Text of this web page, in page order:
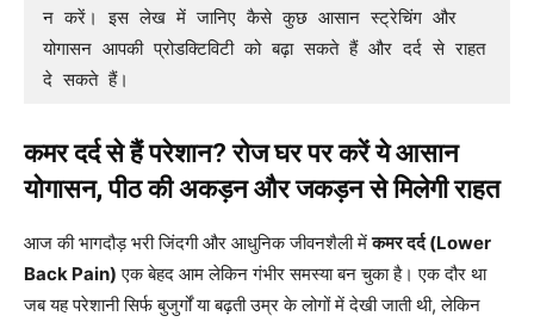
न करें। इस लेख में जानिए कैसे कुछ आसान स्ट्रेचिंग और
योगासन आपकी प्रोडक्टिविटी को बढ़ा सकते हैं और दर्द से राहत
दे सकते हैं।
कमर दर्द से हैं परेशान? रोज घर पर करें ये आसान
योगासन, पीठ की अकड़न और जकड़न से मिलेगी राहत
आज की भागदौड़ भरी जिंदगी और आधुनिक जीवनशैली मेंकमर दर्द (Lower
Back Pain) एक बेहद आम लेकिन गंभीर समस्या बन चुका है। एक दौर था
जब यह परेशानी सिर्फ बुजुर्गों या बढ़ती उम्र के लोगों में देखी जाती थी, लेकिन